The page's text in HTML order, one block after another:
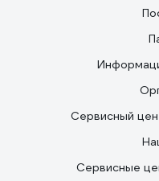
Сервисный
Сервисные